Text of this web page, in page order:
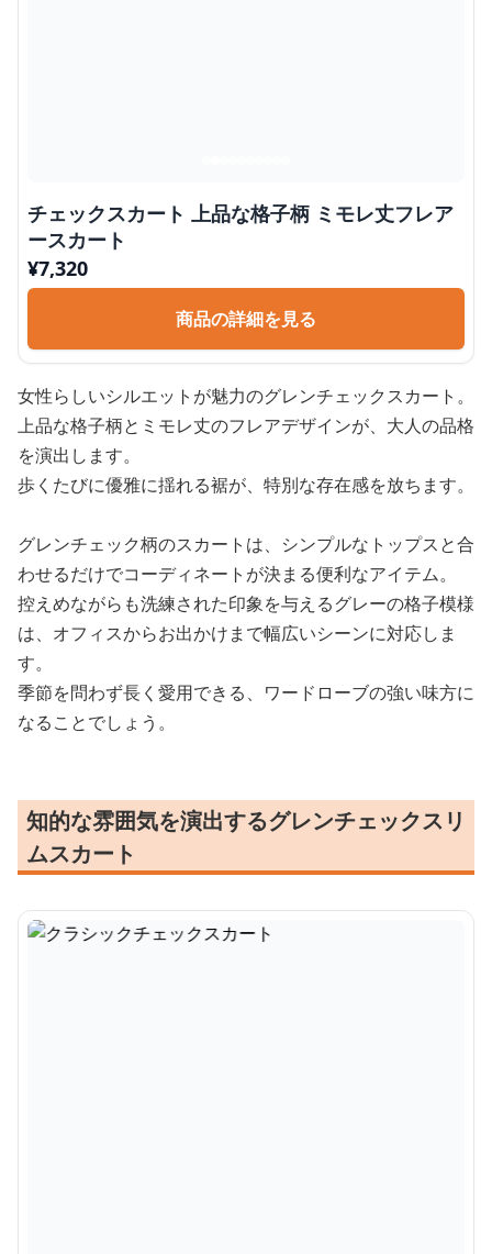
チェックスカート 上品な格子柄 ミモレ丈フレア
ースカート
¥7,320
商品の詳細を見る
女性らしいシルエットが魅力のグレンチェックスカート。
上品な格子柄とミモレ丈のフレアデザインが、大人の品格
を演出します。
歩くたびに優雅に揺れる裾が、特別な存在感を放ちます。
グレンチェック柄のスカートは、シンプルなトップスと合
わせるだけでコーディネートが決まる便利なアイテム。
控えめながらも洗練された印象を与えるグレーの格子模様
は、オフィスからお出かけまで幅広いシーンに対応しま
す。
季節を問わず長く愛用できる、ワードローブの強い味方に
なることでしょう。
知的な雰囲気を演出するグレンチェックスリ
ムスカート